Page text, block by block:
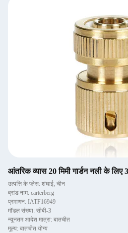
आंतरिक व्यास 20 मिमी गार्डन नली के
उत्पत्ति के प्लेस: शंघाई, चीन
ब्रांड नाम: carterberg
प्रमाणन: IATF16949
मॉडल संख्या: सीबी-3
न्यूनतम आदेश मात्रा: बातचीत
मूल्य: बातचीत योग्य